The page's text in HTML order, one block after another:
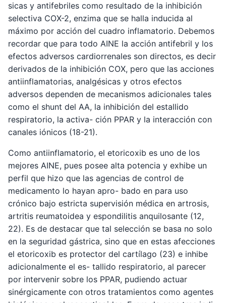
sicas y antifebriles como resultado de la inhibición
selectiva COX-2, enzima que se halla inducida al
máximo por acción del cuadro inflamatorio. Debemos
recordar que para todo AINE la acción antifebril y los
efectos adversos cardiorrenales son directos, es decir
derivados de la inhibición COX, pero que las acciones
antiinflamatorias, analgésicas y otros efectos
adversos dependen de mecanismos adicionales tales
como el shunt del AA, la inhibición del estallido
respiratorio, la activa- ción PPAR y la interacción con
canales iónicos (18-21).
Como antiinflamatorio, el etoricoxib es uno de los
mejores AINE, pues posee alta potencia y exhibe un
perfil que hizo que las agencias de control de
medicamento lo hayan apro- bado en para uso
crónico bajo estricta supervisión médica en artrosis,
artritis reumatoidea y espondilitis anquilosante (12,
22). Es de destacar que tal selección se basa no solo
en la seguridad gástrica, sino que en estas afecciones
el etoricoxib es protector del cartílago (23) e inhibe
adicionalmente el es- tallido respiratorio, al parecer
por intervenir sobre los PPAR, pudiendo actuar
sinérgicamente con otros tratamientos como agentes